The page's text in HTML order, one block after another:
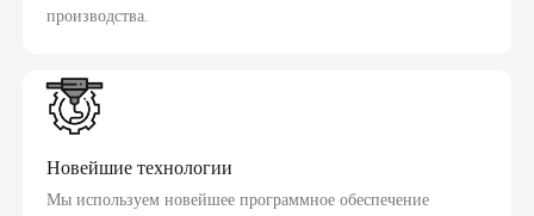
производства.
Новейшие технологии
Мы используем новейшее программное обеспечение